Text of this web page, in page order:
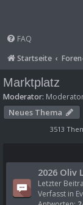
FAQ
Startseite
Marktplatz
Moderator:
Neues Thema
3513
2026 Oliv
Letzter
Verfasst in